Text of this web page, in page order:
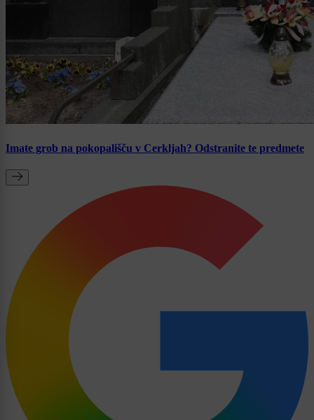
Imate grob na pokopališču v Cerkljah? Odstranite te predmete